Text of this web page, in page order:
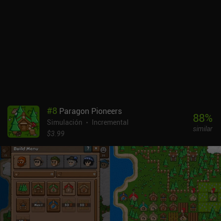
Se recomienda sólo para un poco de diversión casual en horas
vacías.
#8 Paragon Pioneers
Simulación
Incremental
$3.99
88%
similar